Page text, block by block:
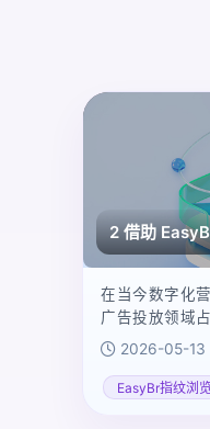
2 借助
在当今数字化
广告投放领域
至关重要。
告策略的新途
2026-05-13
EasyBr指纹浏